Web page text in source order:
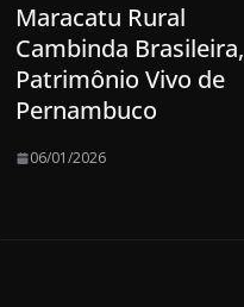
Maracatu Rural
Cambinda Brasileira,
Patrimônio Vivo de
Pernambuco
06/01/2026